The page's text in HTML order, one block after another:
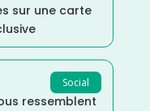
sur une carte
Social
ressemblent